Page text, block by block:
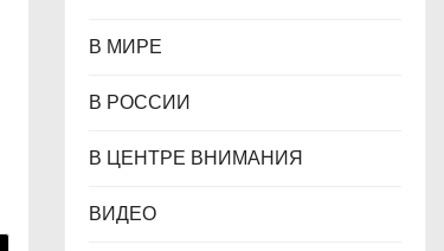
В МИРЕ
В РОССИИ
В ЦЕНТРЕ ВНИМАНИЯ
ВИДЕО